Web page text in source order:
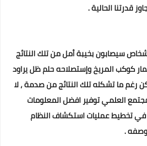
قدرتنا الحالية .
سيصابون بخيبة أمل من تلك النتائج
كوكب المريخ وإستصلاحه حلم ظل يراود
رغم ما تشكله تلك النتائج من صدمة ، لا
العلمي توفير افضل المعلومات
في تخطيط عمليات استكشاف النظام
.